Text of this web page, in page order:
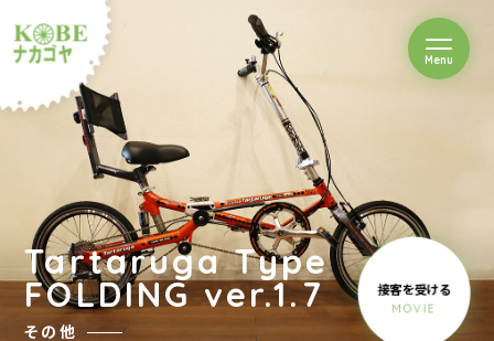
ルショップナカゴヤ
Menuを開閉
その他
Tartaruga Type
FOLDING ver.1.7 接客を受ける
MOVIE